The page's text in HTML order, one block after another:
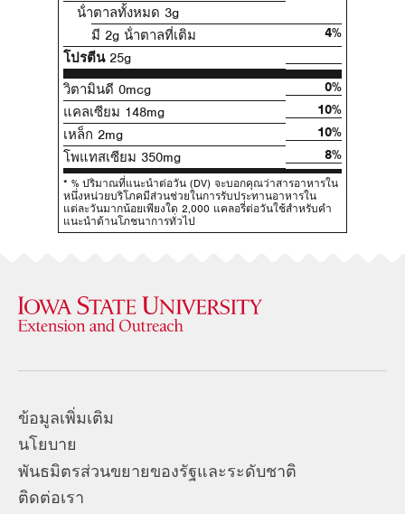
น้ําตาลทั้งหมด 3g
มี 2g น้ําตาลที่เติม
4%
โปรตีน25g
วิตามินดี 0mcg
0%
แคลเซียม 148mg
10%
เหล็ก 2mg
10%
โพแทสเซียม 350mg
8%
* % ปริมาณที่แนะนําต่อวัน (DV) จะบอกคุณว่าสารอาหารใน
หนึ่งหน่วยบริโภคมีส่วนช่วยในการรับประทานอาหารใน
แต่ละวันมากน้อยเพียงใด 2,000 แคลอรี่ต่อวันใช้สําหรับคํา
แนะนําด้านโภชนาการทั่วไป
ข้อมูลเพิ่มเติม
นโยบาย
พันธมิตรส่วนขยายของรัฐและระดับชาติ
ติดต่อเรา